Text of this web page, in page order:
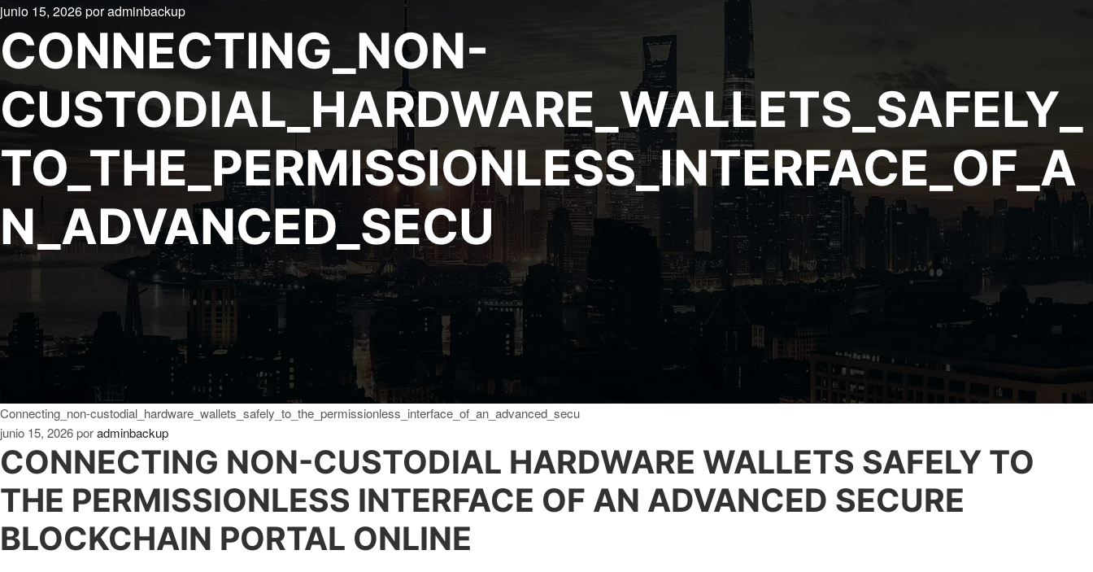
junio 15, 2026poradminbackup
CONNECTING_NON-
CUSTODIAL_HARDWARE_WALLETS_SAFELY_
TO_THE_PERMISSIONLESS_INTERFACE_OF_A
N_ADVANCED_SECU
Connecting_non-custodial_hardware_wallets_safely_to_the_permissionless_interface_of_an_advanced_secu
junio 15, 2026poradminbackup
CONNECTING NON-CUSTODIAL HARDWARE WALLETS SAFELY TO
THE PERMISSIONLESS INTERFACE OF AN ADVANCED SECURE
BLOCKCHAIN PORTAL ONLINE